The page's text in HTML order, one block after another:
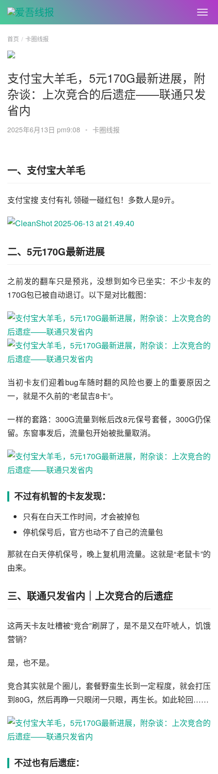
首页 卡圈线报
支付宝大羊毛，5元170G最新进展，附
杂谈：上次竞合的后遗症——联通只发
省内
2025年6月13日 pm9:08 • 卡圈线报
一、支付宝大羊毛
支付宝搜 支付有礼 领碰一碰红包！多数人是9亓。
二、5元170G最新进展
之前发的翻车只是预兆，没想到如今已坐实：不少卡友的
170G包已被自动退订。以下是对比截图：
当初卡友们迎着bug车随时翻的风险也要上的重要原因之
一，就是不久前的“老鼠吉8卡”。
一样的套路：300G流量到帐后改8元保号套餐，300G仍保
留。东窗事发后，流量包开始被批量取消。
不过有机智的卡友发现：
只有在白天工作时间，才会被掉包
停机保号后，官方也动不了自己的流量包
那就在白天停机保号，晚上复机用流量。这就是“老鼠卡”的
由来。
三、联通只发省内｜上次竞合的后遗症
这两天卡友吐槽被“竞合”刷屏了，是不是又在吓唬人，饥饿
营销？
是，也不是。
竞合其实就是个圈儿，套餐野蛮生长到一定程度，就会打压
到80G，然后再睁一只眼闭一只眼，再生长。如此轮回……
不过也有后遗症：